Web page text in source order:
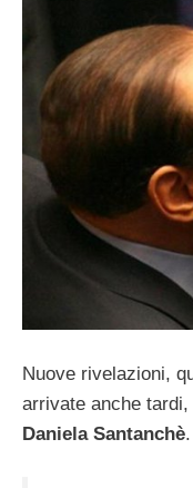
Nuove rivelazioni,
arrivate anche
Daniela Santanchè.